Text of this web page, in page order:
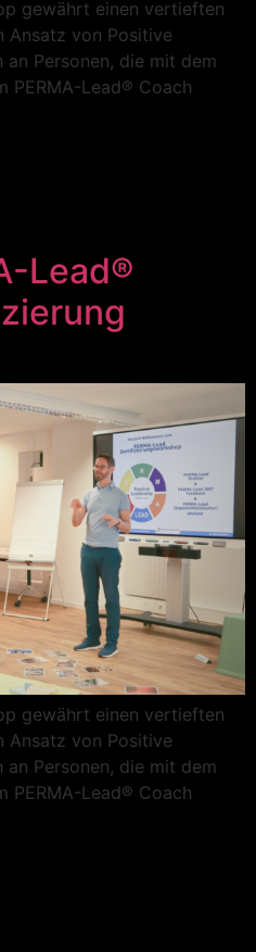
gewährt einen vertieften
Ansatz von Positive
Personen, die mit dem
PERMA-Lead® Coach
Lead®
gewährt einen vertieften
Ansatz von Positive
Personen, die mit dem
PERMA-Lead® Coach